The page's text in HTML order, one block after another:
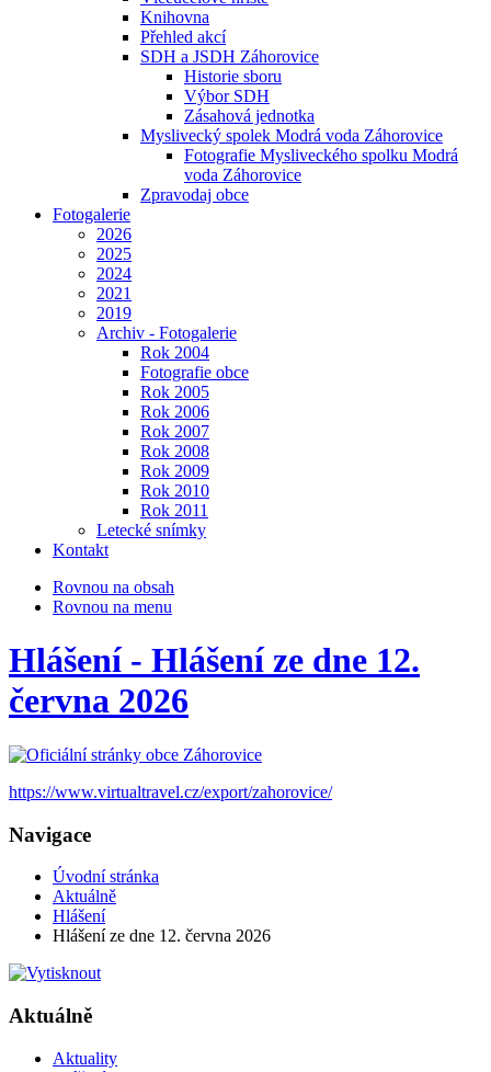
Knihovna
Přehled akcí
SDH a JSDH Záhorovice
Historie sboru
Výbor SDH
Zásahová jednotka
Myslivecký spolek Modrá voda Záhorovice
Fotografie Mysliveckého spolku Modrá
voda Záhorovice
Zpravodaj obce
Fotogalerie
2026
2025
2024
2021
2019
Archiv - Fotogalerie
Rok 2004
Fotografie obce
Rok 2005
Rok 2006
Rok 2007
Rok 2008
Rok 2009
Rok 2010
Rok 2011
Letecké snímky
Kontakt
Rovnou na obsah
Rovnou na menu
Hlášení - Hlášení ze dne 12.
června 2026
https://www.virtualtravel.cz/export/zahorovice/
Navigace
Úvodní stránka
Aktuálně
Hlášení
Hlášení ze dne 12. června 2026
Aktuálně
Aktuality